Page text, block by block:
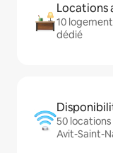
Locations
10
dédié
50
Avit-Saint-